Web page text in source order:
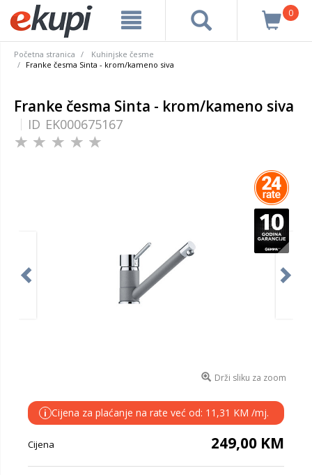
0
Početna stranica
Kuhinjske česme
Franke česma Sinta - krom/kameno siva
Franke česma Sinta - krom/kameno siva
ID EK000675167
Drži sliku za zoom
i Cijena za plaćanje na rate već od: 11,31 KM /mj.
Cijena 249,00 KM